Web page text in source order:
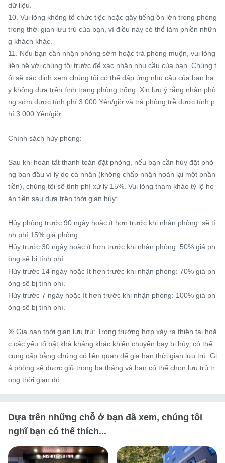
dữ liệu.
10. Vui lòng không tổ chức tiệc hoặc gây tiếng ồn lớn trong phòng
trong thời gian lưu trú của bạn, vì điều này có thể làm phiền nhữn
g khách khác.
11. Nếu bạn cần nhận phòng sớm hoặc trả phòng muộn, vui lòng
liên hệ với chúng tôi trước để xác nhận nhu cầu của bạn. Chúng t
ôi sẽ xác định xem chúng tôi có thể đáp ứng nhu cầu của bạn ha
y không dựa trên tình trạng phòng trống. Xin lưu ý rằng nhận phò
ng sớm được tính phí 3.000 Yên/giờ và trả phòng trễ được tính p
hí 3.000 Yên/giờ.
Chính sách hủy phòng:
Sau khi hoàn tất thanh toán đặt phòng, nếu bạn cần hủy đặt phò
ng ban đầu vì lý do cá nhân (không chấp nhận hoàn lại một phần
tiền), chúng tôi sẽ tính phí xử lý 15%. Vui lòng tham khảo tỷ lệ ho
àn tiền sau dựa trên thời gian hủy:
Hủy phòng trước 90 ngày hoặc ít hơn trước khi nhận phòng: sẽ tí
nh phí 15% giá phòng.
Hủy trước 30 ngày hoặc ít hơn trước khi nhận phòng: 50% giá ph
òng sẽ bị tính phí.
Hủy trước 14 ngày hoặc ít hơn trước khi nhận phòng: 70% giá ph
òng sẽ bị tính phí.
Hủy trước 7 ngày hoặc ít hơn trước khi nhận phòng: 100% giá ph
òng sẽ bị tính phí.
※ Gia hạn thời gian lưu trú: Trong trường hợp xảy ra thiên tai hoặ
c các yếu tố bất khả kháng khác khiến chuyến bay bị hủy, có thể
cung cấp bằng chứng có liên quan để gia hạn thời gian lưu trú. Gi
á phòng sẽ được giữ trong ba tháng và bạn có thể chọn lưu trú tr
ong thời gian đó.
Dựa trên những chỗ ở bạn đã xem, chúng tôi
nghĩ bạn có thể thích...